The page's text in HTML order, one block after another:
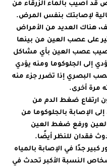
قد أصيب بالماء الزرقاء من
لإصابتك بنفس المرض.
هناك العديد من الأمراض
على عصب العين من بينها
عصب العين بأي مشاكل
إلى الجلوكوما ومنه يؤدي
البصري إذا تضرر جزء منه
مرة أخرى.
ارتفاع ضغط الدم من
الإصابة بالجلوكوما من
ورفع ضغط العين
فقدان للنظر أيضًا.
كبير جدًا في الإصابة بالمياه
النسبة الأكبر تحدث في